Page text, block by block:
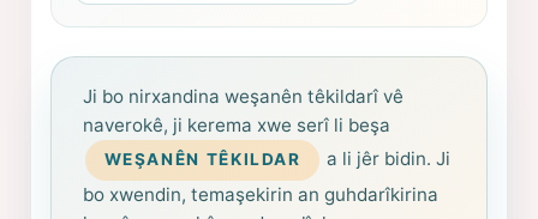
Ji bo nirxandina weşanên têkildarî vê
naverokê, ji kerema xwe serî li beşa
WEŞANÊN TÊKILDAR
a li jêr bidin. Ji
bo xwendin, temaşekirin an guhdarîkirina